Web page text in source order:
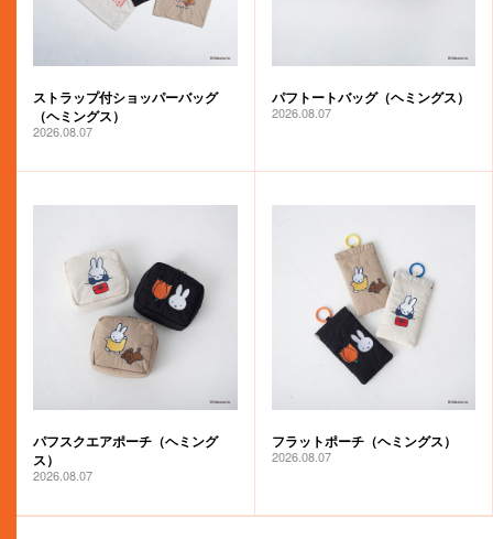
ストラップ付ショッパーバッグ
（ヘミングス）
2026.08.07
パフトートバッグ（ヘミングス）
2026.08.07
パフスクエアポーチ（ヘミング
ス）
2026.08.07
フラットポーチ（ヘミングス）
2026.08.07